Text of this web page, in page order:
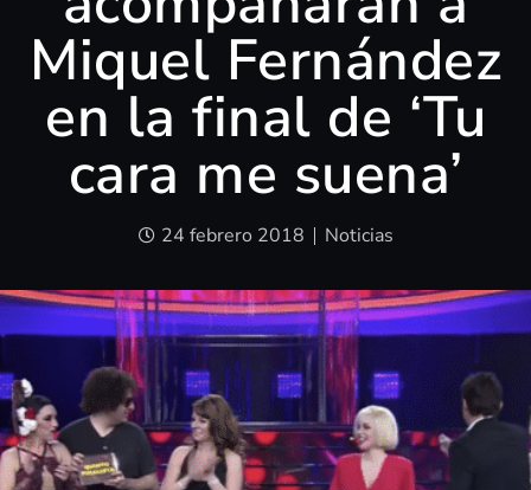
Miquel Fernández
en la final de ‘Tu
cara me suena’
24 febrero 2018 Noticias